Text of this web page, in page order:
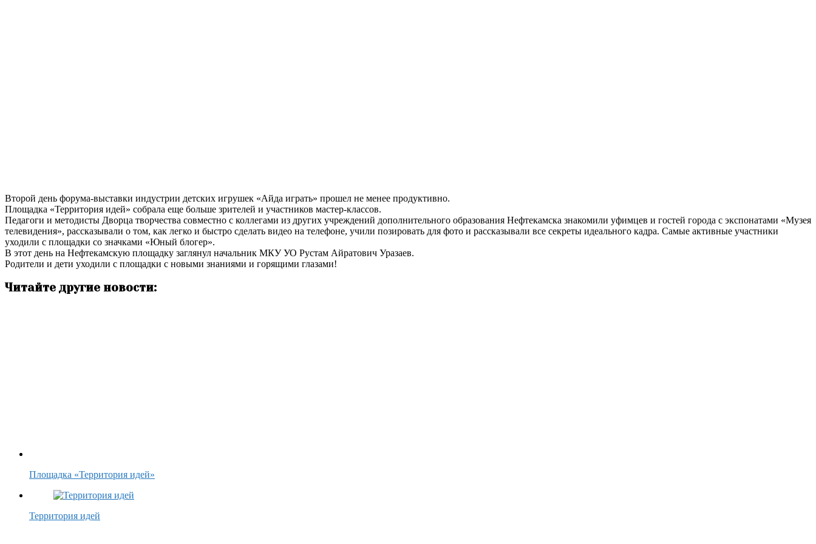
Второй день форума-выставки индустрии детских игрушек «Айда играть» прошел не менее продуктивно.
Площадка «Территория идей» собрала еще больше зрителей и участников мастер-классов.
Педагоги и методисты Дворца творчества совместно с коллегами из других учреждений дополнительного образования Нефтекамска знакомили уфимцев и гостей города с экспонатами «Музея
телевидения», рассказывали о том, как легко и быстро сделать видео на телефоне, учили позировать для фото и рассказывали все секреты идеального кадра. Самые активные участники
уходили с площадки со значками «Юный блогер».
В этот день на Нефтекамскую площадку заглянул начальник МКУ УО Рустам Айратович Уразаев.
Родители и дети уходили с площадки с новыми знаниями и горящими глазами!
Читайте другие новости:
Площадка «Территория идей»
Территория идей